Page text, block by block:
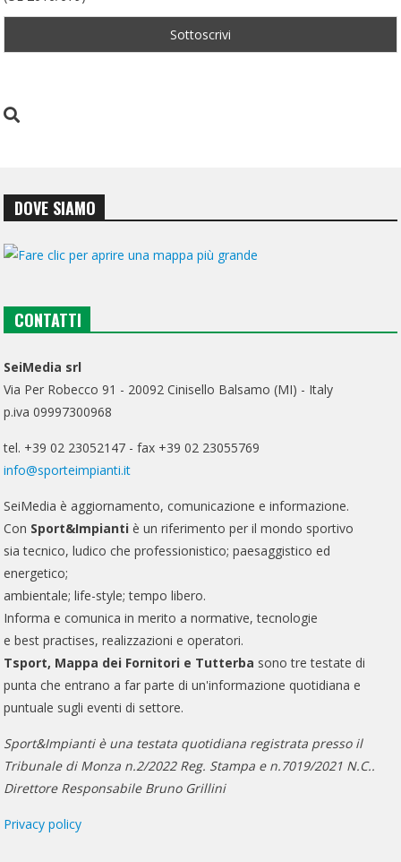
DOVE SIAMO
CONTATTI
SeiMedia srl
Via Per Robecco 91 - 20092 Cinisello Balsamo (MI) - Italy
p.iva 09997300968
tel. +39 02 23052147 - fax +39 02 23055769
info@sporteimpianti.it
SeiMedia è aggiornamento, comunicazione e informazione.
Con Sport&Impianti è un riferimento per il mondo sportivo
sia tecnico, ludico che professionistico; paesaggistico ed
energetico;
ambientale; life-style; tempo libero.
Informa e comunica in merito a normative, tecnologie
e best practises, realizzazioni e operatori.
Tsport, Mappa dei Fornitori e Tutterba sono tre testate di
punta che entrano a far parte di un'informazione quotidiana e
puntuale sugli eventi di settore.
Sport&Impianti è una testata quotidiana registrata presso il
Tribunale di Monza n.2/2022 Reg. Stampa e n.7019/2021 N.C..
Direttore Responsabile Bruno Grillini
Privacy policy